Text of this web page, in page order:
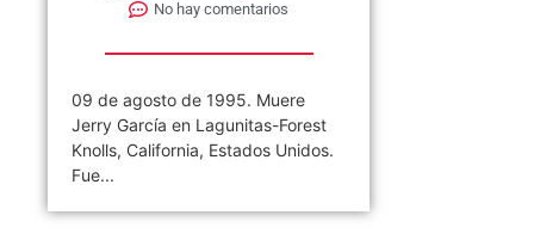
No hay comentarios
09 de agosto de 1995. Muere
Jerry García en Lagunitas-Forest
Knolls, California, Estados Unidos.
Fue...